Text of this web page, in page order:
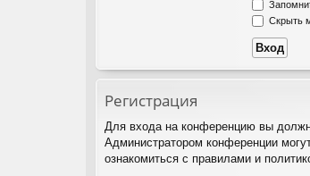
Скрыть
Регистрация
Для входа на конференцию вы
Администратором конференции
ознакомиться с правилами и